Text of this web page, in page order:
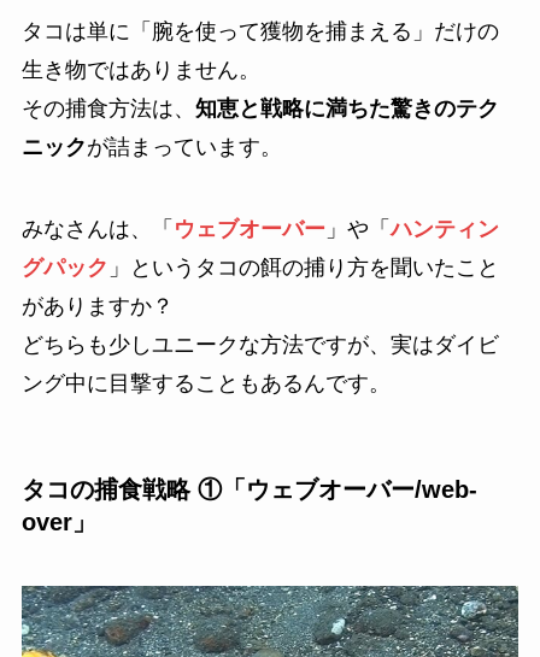
タコは単に「腕を使って獲物を捕まえる」だけの
生き物ではありません。
その捕食方法は、 知恵と戦略に満ちた驚きのテク
ニックが詰まっています。
みなさんは、「 ウェブオーバー 」や「ハンティン
グパック 」というタコの餌の捕り方を聞いたこと
がありますか？
どちらも少しユニークな方法ですが、実はダイビ
ング中に目撃することもあるんです。
タコの捕食戦略 ①「ウェブオーバー/web-
over」